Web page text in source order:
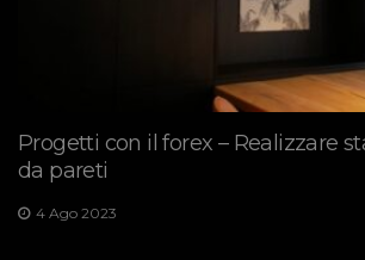
Progetti con il forex – Realizzare
da pareti
4 Ago 2023